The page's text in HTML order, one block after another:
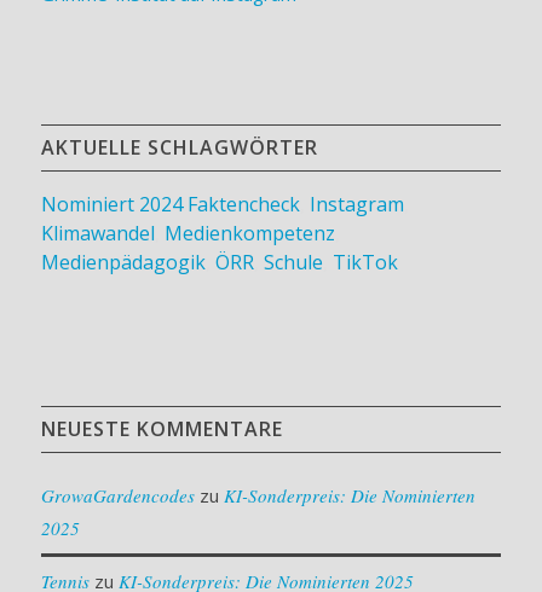
AKTUELLE SCHLAGWÖRTER
Nominiert 2024 Faktencheck, Instagram
Klimawandel Medienkompetenz
Medienpädagogik, ÖRR, Schule TikTok
NEUESTE KOMMENTARE
GrowaGardencodeszu KI-Sonderpreis: Die Nominierten
2025
Tenniszu KI-Sonderpreis: Die Nominierten 2025